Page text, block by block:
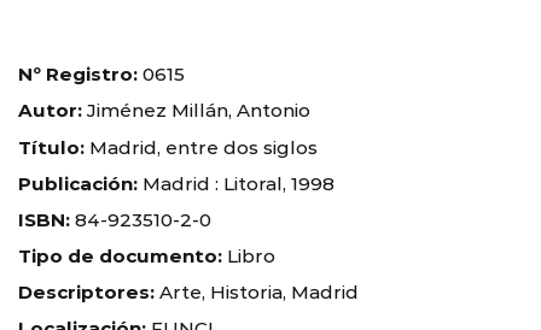
Nº Registro: 0615
Autor: Jiménez Millán, Antonio
Título: Madrid, entre dos siglos
Publicación: Madrid : Litoral, 1998
ISBN: 84-923510-2-0
Tipo de documento: Libro
Descriptores: Arte, Historia, Madrid